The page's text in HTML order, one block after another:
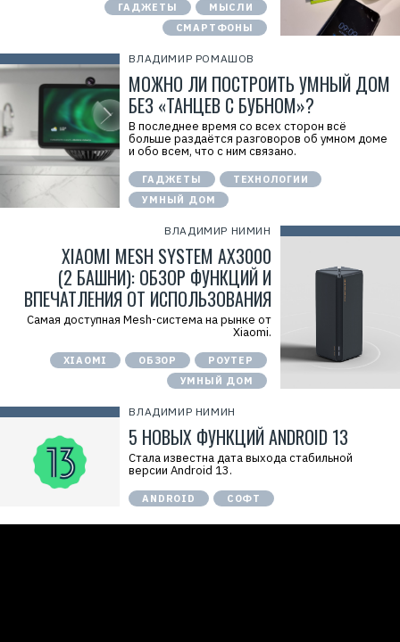
ГАДЖЕТЫ
МЫСЛИ
СМАРТФОНЫ
ВЛАДИМИР РОМАШОВ
МОЖНО ЛИ ПОСТРОИТЬ УМНЫЙ ДОМ
БЕЗ «ТАНЦЕВ С БУБНОМ»?
В последнее время со всех сторон всё
больше раздаётся разговоров об умном доме
и обо всем, что с ним связано.
ГАДЖЕТЫ
ТЕХНОЛОГИИ
УМНЫЙ ДОМ
ВЛАДИМИР НИМИН
XIAOMI MESH SYSTEM AX3000
(2 БАШНИ): ОБЗОР ФУНКЦИЙ И
ВПЕЧАТЛЕНИЯ ОТ ИСПОЛЬЗОВАНИЯ
Самая доступная Mesh-cистема на рынке от
Xiaomi.
XIAOMI ОБЗОР
РОУТЕР
УМНЫЙ ДОМ
ВЛАДИМИР НИМИН
5 НОВЫХ ФУНКЦИЙ ANDROID 13
Стала известна дата выхода стабильной
версии Android 13.
ANDROID СОФТ